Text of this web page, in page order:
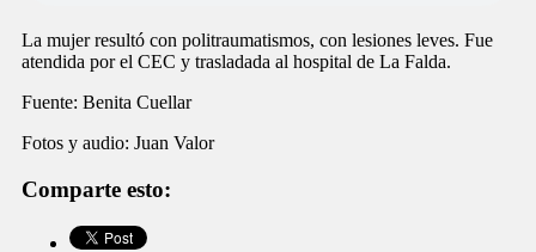
La mujer resultó con politraumatismos, con lesiones leves. Fue
atendida por el CEC y trasladada al hospital de La Falda.
Fuente: Benita Cuellar
Fotos y audio: Juan Valor
Comparte esto: